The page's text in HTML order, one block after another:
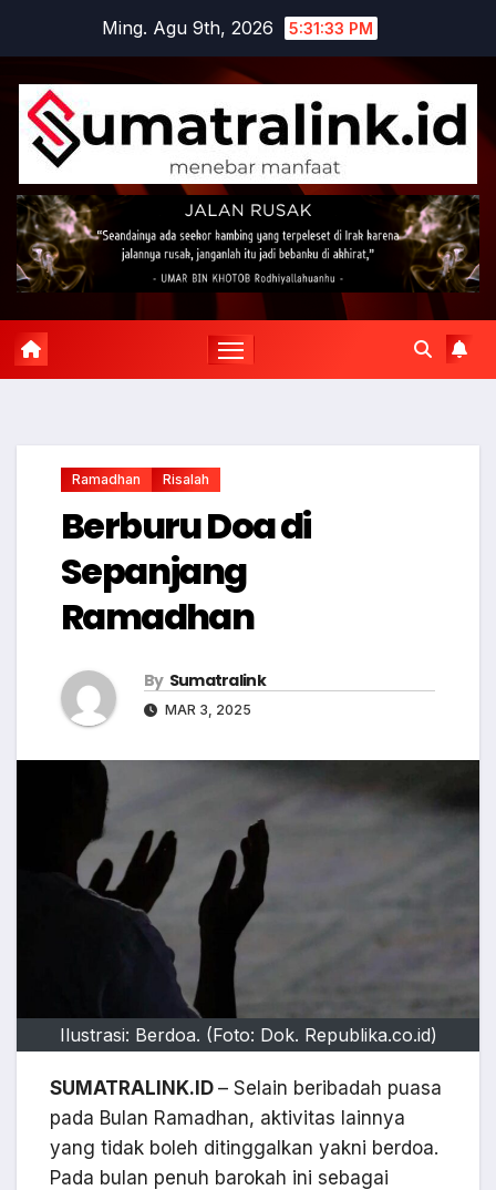
content
Ming. Agu 9th, 2026 5:31:34 PM
Ramadhan Risalah
Berburu Doa di
Sepanjang
Ramadhan
By Sumatralink
MAR 3, 2025
Ilustrasi: Berdoa. (Foto: Dok. Republika.co.id)
SUMATRALINK.ID – Selain beribadah puasa
pada Bulan Ramadhan, aktivitas lainnya
yang tidak boleh ditinggalkan yakni berdoa.
Pada bulan penuh barokah ini sebagai